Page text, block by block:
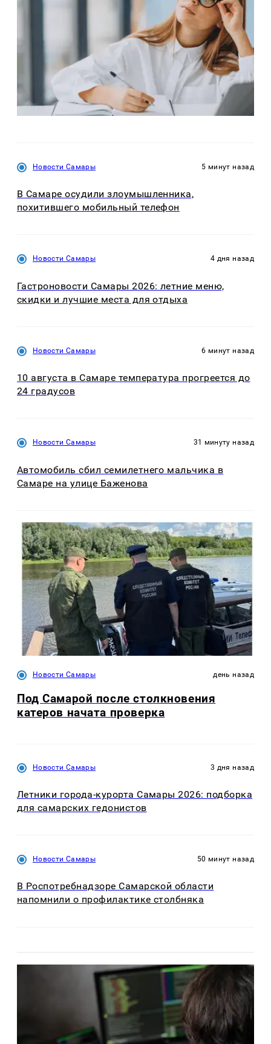
Новости Самары 5 минут назад
В Самаре осудили злоумышленника,
похитившего мобильный телефон
Новости Самары 4 дня назад
Гастроновости Самары 2026: летние меню,
скидки и лучшие места для отдыха
Новости Самары 6 минут назад
10 августа в Самаре температура прогреется до
24 градусов
Новости Самары 31 минуту назад
Автомобиль сбил семилетнего мальчика в
Самаре на улице Баженова
Новости Самары день назад
Под Самарой после столкновения
катеров начата проверка
Новости Самары 3 дня назад
Летники города-курорта Самары 2026: подборка
для самарских гедонистов
Новости Самары 50 минут назад
В Роспотребнадзоре Самарской области
напомнили о профилактике столбняка